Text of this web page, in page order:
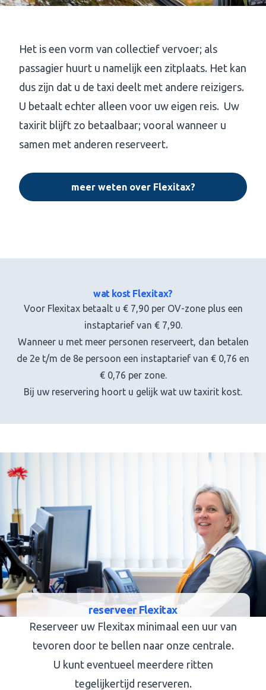
Het is een vorm van collectief vervoer; als
passagier huurt u namelijk een zitplaats. Het kan
dus zijn dat u de taxi deelt met andere reizigers.
U betaalt echter alleen voor uw eigen reis. Uw
taxirit blijft zo betaalbaar; vooral wanneer u
samen met anderen reserveert.
meer weten over Flexitax?
wat kost Flexitax?
Voor Flexitax betaalt u € 7,90 per OV-zone plus een
instaptarief van € 7,90.
Wanneer u met meer personen reserveert, dan betalen
de 2e t/m de 8e persoon een instaptarief van € 0,76 en
€ 0,76 per zone.
Bij uw reservering hoort u gelijk wat uw taxirit kost.
reserveer Flexitax
Reserveer uw Flexitax minimaal een uur van
tevoren door te bellen naar onze centrale.
U kunt eventueel meerdere ritten
tegelijkertijd reserveren.